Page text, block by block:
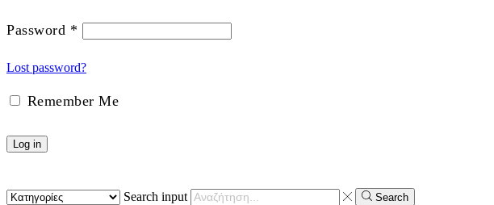
Password *
Lost password?
Remember Me
Log in
Search input Search